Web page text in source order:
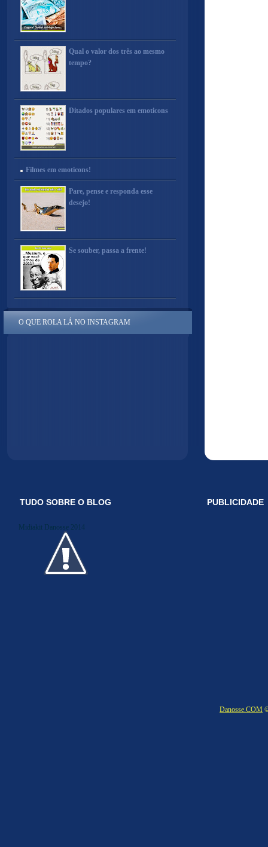
Qual o valor dos três ao mesmo
tempo?
Ditados populares em emoticons
Filmes em emoticons!
Pare, pense e responda esse
desejo!
Se souber, passa a frente!
O QUE ROLA LÁ NO INSTAGRAM
TUDO SOBRE O BLOG
Midiakit Danosse 2014
PUBLICIDADE
Danosse.COM